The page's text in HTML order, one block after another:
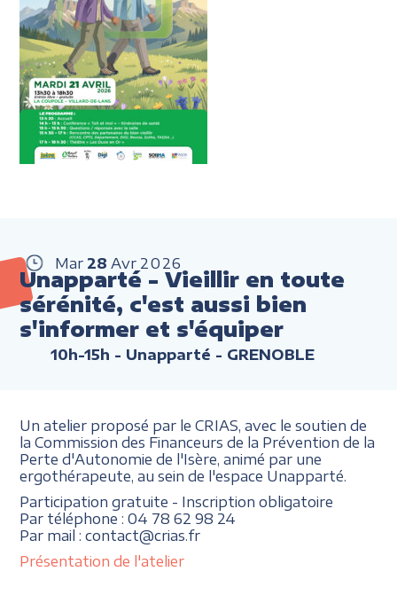
Mar 28 Avr 2026
Unapparté - Vieillir en toute
sérénité, c'est aussi bien
s'informer et s'équiper
10h-15h - Unapparté - GRENOBLE
Un atelier proposé par le CRIAS, avec le soutien de
la Commission des Financeurs de la Prévention de la
Perte d'Autonomie de l'Isère, animé par une
ergothérapeute, au sein de l'espace Unapparté.
Participation gratuite - Inscription obligatoire
Par téléphone : 04 78 62 98 24
Par mail : contact@crias.fr
Présentation de l'atelier